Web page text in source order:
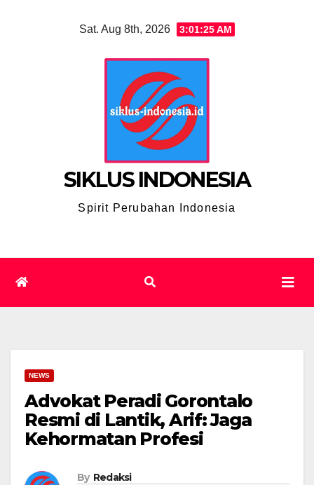
Sat. Aug 8th, 2026 3:01:26 AM
SIKLUS INDONESIA
Spirit Perubahan Indonesia
NEWS
Advokat Peradi Gorontalo
Resmi di Lantik, Arif: Jaga
Kehormatan Profesi
By Redaksi